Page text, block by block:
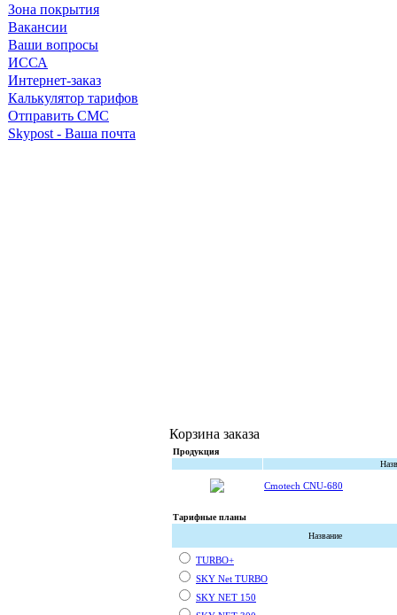
Зона покрытия
Вакансии
Ваши вопросы
ИССА
Интернет-заказ
Калькулятор тарифов
Отправить СМС
Skypost - Ваша почта
Корзина заказа
Продукция
Cmotech CNU-680
Тарифные планы
Название
TURBO+
SKY Net TURBO
SKY NET 150